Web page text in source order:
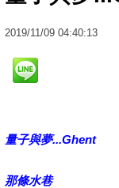
2019/11/09 04:40:13
量子與夢...Ghent
那條水巷